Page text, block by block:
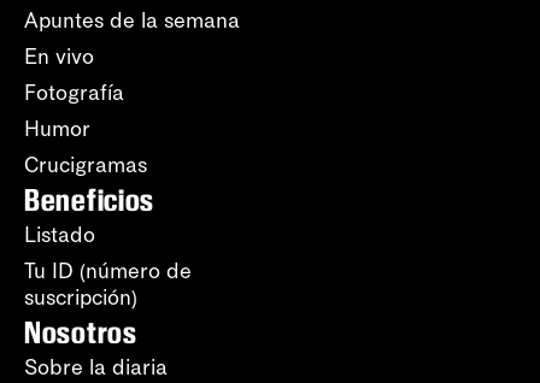
Apuntes de la semana
En vivo
Fotografía
Humor
Crucigramas
Beneficios
Listado
Tu ID (número de
suscripción)
Nosotros
Sobre la diaria